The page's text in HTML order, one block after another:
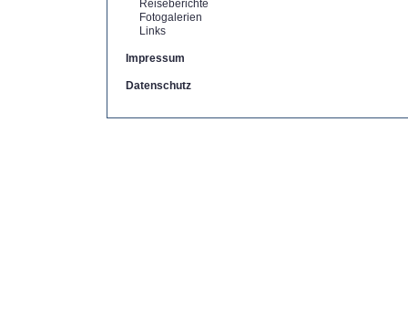
Reiseberichte
Fotogalerien
Links
Impressum
Datenschutz